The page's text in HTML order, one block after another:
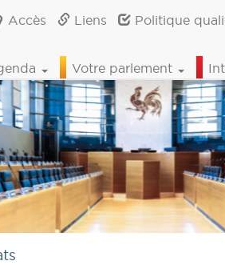
Accès Liens Politique
Votre parlement